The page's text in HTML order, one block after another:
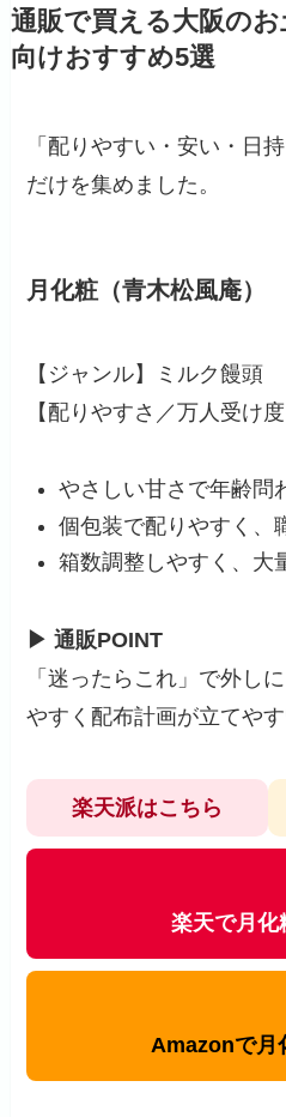
通販で買える大阪の
向けおすすめ5選
「配りやすい・安い・日
だけを集めました。
月化粧（青木松風庵）
【ジャンル】ミルク饅頭
【配りやすさ／万人受
やさしい甘さで年齢問
個包装で配りやすく、
箱数調整しやすく、大
▶ 通販POINT
「迷ったらこれ」で外し
やすく配布計画が立てやす
楽天派はこちら
楽天で月化
Amazonで月